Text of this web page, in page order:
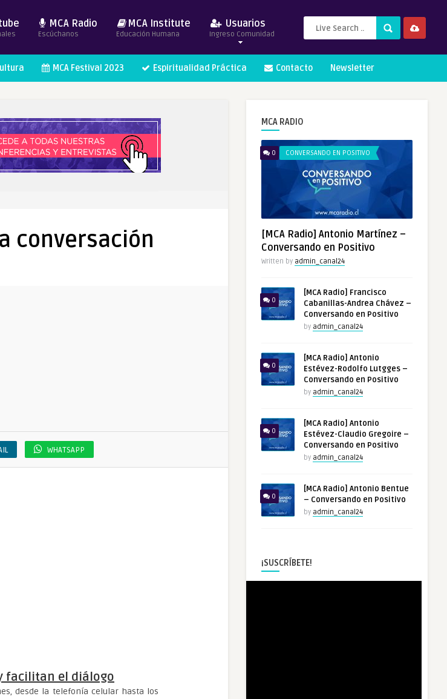
MCA Radio
Escúchanos
MCA Institute
Educación Humana
Usuarios
Ingreso Comunidad
MCA Festival 2023 Espiritualidad Práctica Contacto Newsletter
conversación
WHATSAPP
facilitan el diálogo
desde la telefonía celular hasta los
MCA RADIO
0 CONVERSANDO EN POSITIVO
[MCA Radio] Antonio Martínez –
Conversando en Positivo
Written by admin_canal24
0
[MCA Radio] Francisco
Cabanillas-Andrea Chávez –
Conversando en Positivo
by admin_canal24
0
[MCA Radio] Antonio
Estévez-Rodolfo Lutgges –
Conversando en Positivo
by admin_canal24
0
[MCA Radio] Antonio
Estévez-Claudio Gregoire –
Conversando en Positivo
by admin_canal24
0
[MCA Radio] Antonio Bentue
– Conversando en Positivo
by admin_canal24
¡SUSCRÍBETE!